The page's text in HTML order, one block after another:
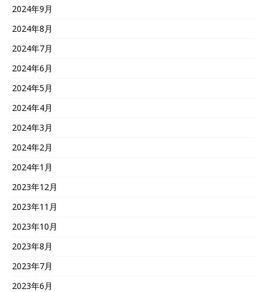
2024年9月
2024年8月
2024年7月
2024年6月
2024年5月
2024年4月
2024年3月
2024年2月
2024年1月
2023年12月
2023年11月
2023年10月
2023年8月
2023年7月
2023年6月